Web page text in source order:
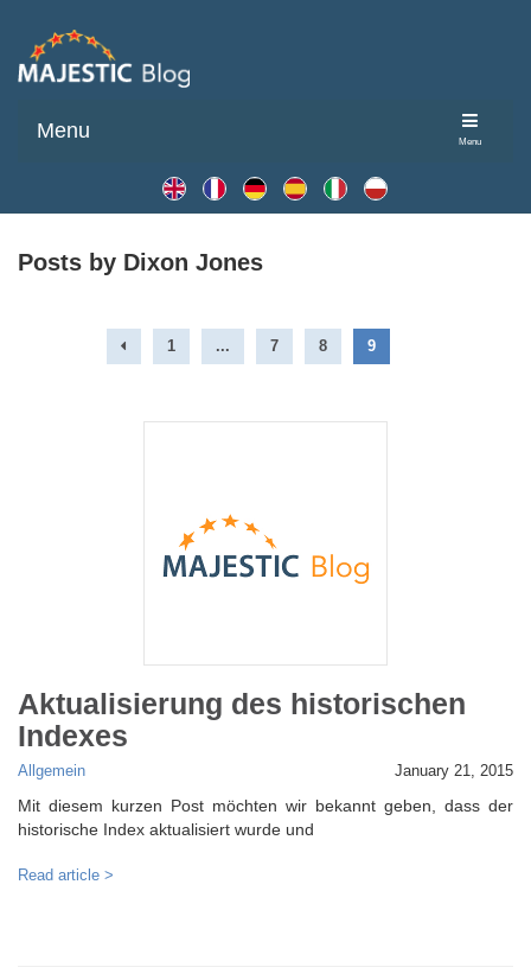
Menu
Menu
Posts by Dixon Jones
1 ... 7 8 9
Aktualisierung des historischen
Indexes
Allgemein January 21, 2015
Mit diesem kurzen Post möchten wir bekannt geben, dass der
historische Index aktualisiert wurde und
Read article >